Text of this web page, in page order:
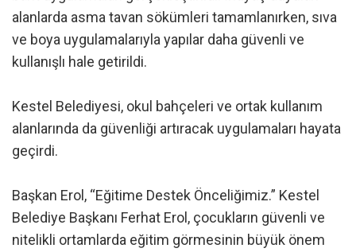
alanlarda asma tavan sökümleri tamamlanırken, sıva
ve boya uygulamalarıyla yapılar daha güvenli ve
kullanışlı hale getirildi.
Kestel Belediyesi, okul bahçeleri ve ortak kullanım
alanlarında da güvenliği artıracak uygulamaları hayata
geçirdi.
Başkan Erol, “Eğitime Destek Önceliğimiz.” Kestel
Belediye Başkanı Ferhat Erol, çocukların güvenli ve
nitelikli ortamlarda eğitim görmesinin büyük önem